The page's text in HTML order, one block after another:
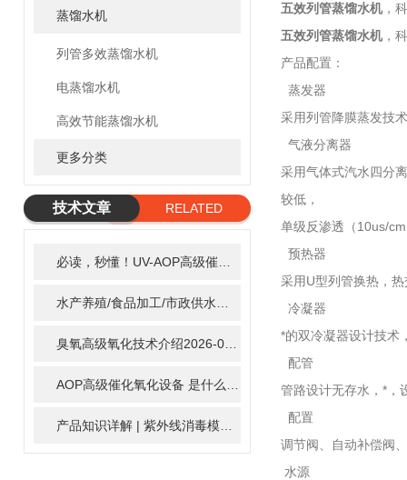
蒸馏水机
列管多效蒸馏水机
电蒸馏水机
高效节能蒸馏水机
更多分类
技术文章
RELATED
臭氧高级氧化技术介绍2026-02-27
2025-11-17
2024-01-16
五效列管蒸馏水机 ，
五效列管蒸馏水机 ，
产品配置：
蒸发器
采用列管降膜蒸发技
气液分离器
采用气体式汽水四分
较低，
单级反渗透（10us/
预热器
采用U型列管换热，
冷凝器
*的双冷凝器设计技术
配管
管路设计无存水，*，
配置
调节阀、自动补偿阀
水源